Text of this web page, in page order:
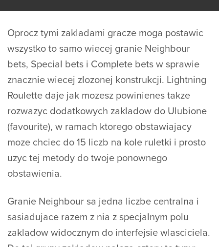
Oprocz tymi zakladami gracze moga postawic
wszystko to samo wiecej granie Neighbour
bets, Special bets i Complete bets w sprawie
znacznie wiecej zlozonej konstrukcji. Lightning
Roulette daje jak mozesz powinienes takze
rozwazyc dodatkowych zakladow do Ulubione
(favourite), w ramach ktorego obstawiajacy
moze chciec do 15 liczb na kole ruletki i prosto
uzyc tej metody do twoje ponownego
obstawienia.
Granie Neighbour sa jedna liczbe centralna i
sasiadujace razem z nia z specjalnym polu
zakladow widocznym do interfejsie wlasciciela.